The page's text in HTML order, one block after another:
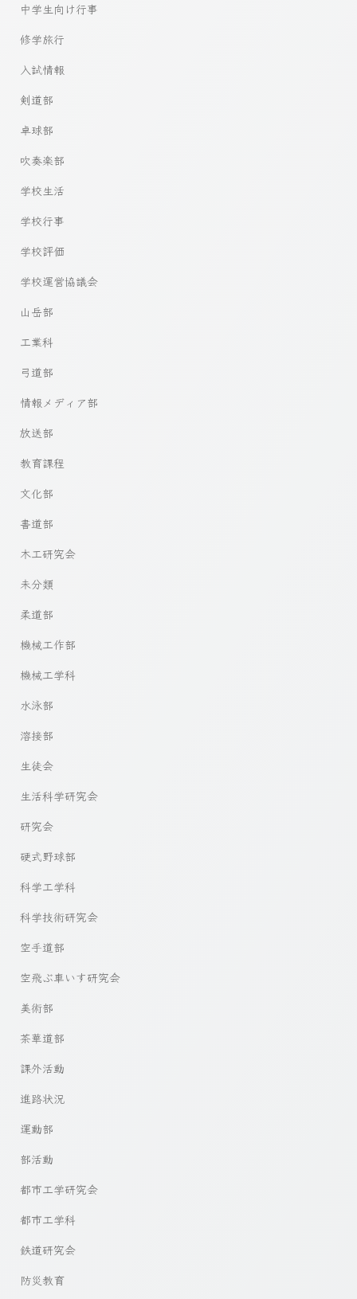
中学生向け行事
修学旅行
入試情報
剣道部
卓球部
吹奏楽部
学校生活
学校行事
学校評価
学校運営協議会
山岳部
工業科
弓道部
情報メディア部
放送部
教育課程
文化部
書道部
木工研究会
未分類
柔道部
機械工作部
機械工学科
水泳部
溶接部
生徒会
生活科学研究会
研究会
硬式野球部
科学工学科
科学技術研究会
空手道部
空飛ぶ車いす研究会
美術部
茶華道部
課外活動
進路状況
運動部
部活動
都市工学研究会
都市工学科
鉄道研究会
防災教育